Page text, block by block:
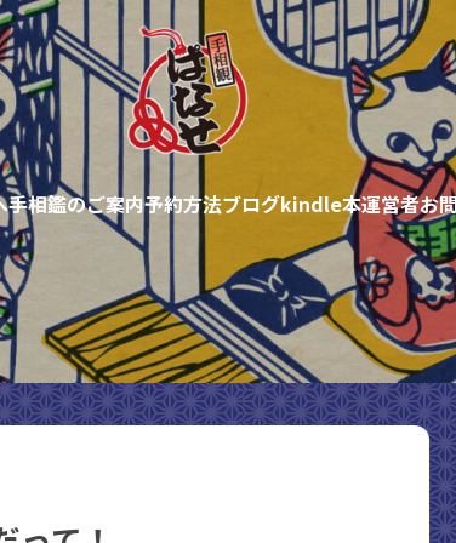
手相鑑のご案内予約方法ブログkindle本運営者お